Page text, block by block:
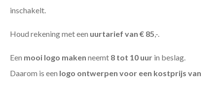
inschakelt.
Houd rekening met een uurtarief van € 85,-.
Een mooi logo maken neemt 8 tot 10 uur in beslag.
Daarom is een logo ontwerpen voor een kostprijs van